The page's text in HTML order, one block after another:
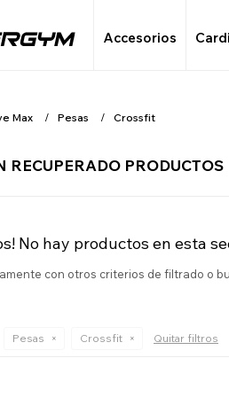
Accesorios
Max Pesas Crossfit
RECUPERADO PRODUCTOS
No hay productos en esta
con otros criterios de filtrado o
Pesas Crossfit Quitar filtros